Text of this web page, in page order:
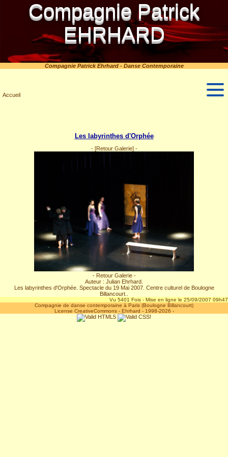
Compagnie Patrick
EHRHARD
Compagnie Patrick Ehrhard - Danse Contemporaine
Accueil
Les labyrinthes d'Orphée
- [Retour Galerie]-
- Retour Galerie -
Auteur : Julian Ehrhard.
Les labyrinthes d'Orphée. Spectacle du 19 Mai 2007. Centre culturel de Boulogne
Billancourt..
Vu 5401 Fois - Mise en ligne le 25/09/2007 09h47
Compagnie de danse contemporaine à Paris (Boulogne Billancourt)
License CreativeCommons - Ehrhard - 1998-2026 -